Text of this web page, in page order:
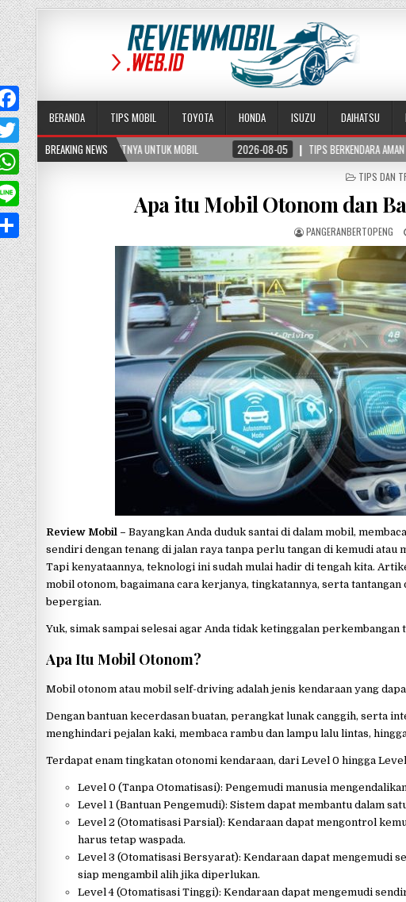
BERANDA TIPS MOBIL TOYOTA HONDA ISUZU DAIHATSU
BREAKING NEWS
UNTUK MOBIL 2026-08-05 TIPS BERKENDARA AMAN DI JALAN BERKABUT,
POSTED
TIPS DAN
Apa itu Mobil Otonom dan
PANGERANBERTOPENG
Review Mobil – Bayangkan Anda duduk santai di dalam mobil,
sendiri dengan tenang di jalan raya tanpa perlu tangan di kemudi atau
Tapi kenyataannya, teknologi ini sudah mulai hadir di tengah kita.
mobil otonom, bagaimana cara kerjanya, tingkatannya, serta
bepergian.
Yuk, simak sampai selesai agar Anda tidak ketinggalan
Apa Itu Mobil Otonom?
Mobil otonom atau mobil self-driving adalah jenis kendaraan yang
Dengan bantuan kecerdasan buatan, perangkat lunak canggih, serta
menghindari pejalan kaki, membaca rambu dan lampu lalu lintas,
Terdapat enam tingkatan otonomi kendaraan, dari Level 0 hingga
Level 0 (Tanpa Otomatisasi): Pengemudi manusia
Level 1 (Bantuan Pengemudi): Sistem dapat membantu dalam
Level 2 (Otomatisasi Parsial): Kendaraan dapat mengontrol
harus tetap waspada.​
Level 3 (Otomatisasi Bersyarat): Kendaraan dapat mengemudi
siap mengambil alih jika diperlukan.
Level 4 (Otomatisasi Tinggi): Kendaraan dapat mengemudi